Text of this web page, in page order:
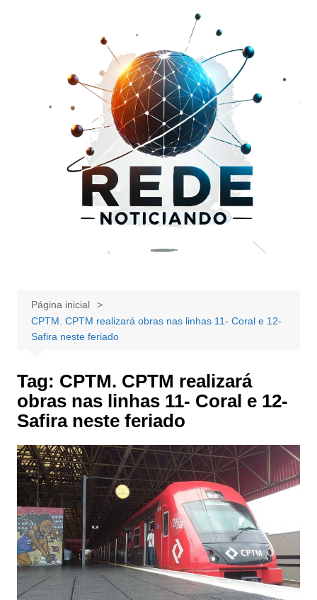
Página inicial
CPTM. CPTM realizará obras nas linhas 11- Coral e 12-
Safira neste feriado
Tag: CPTM. CPTM realizará
obras nas linhas 11- Coral e 12-
Safira neste feriado